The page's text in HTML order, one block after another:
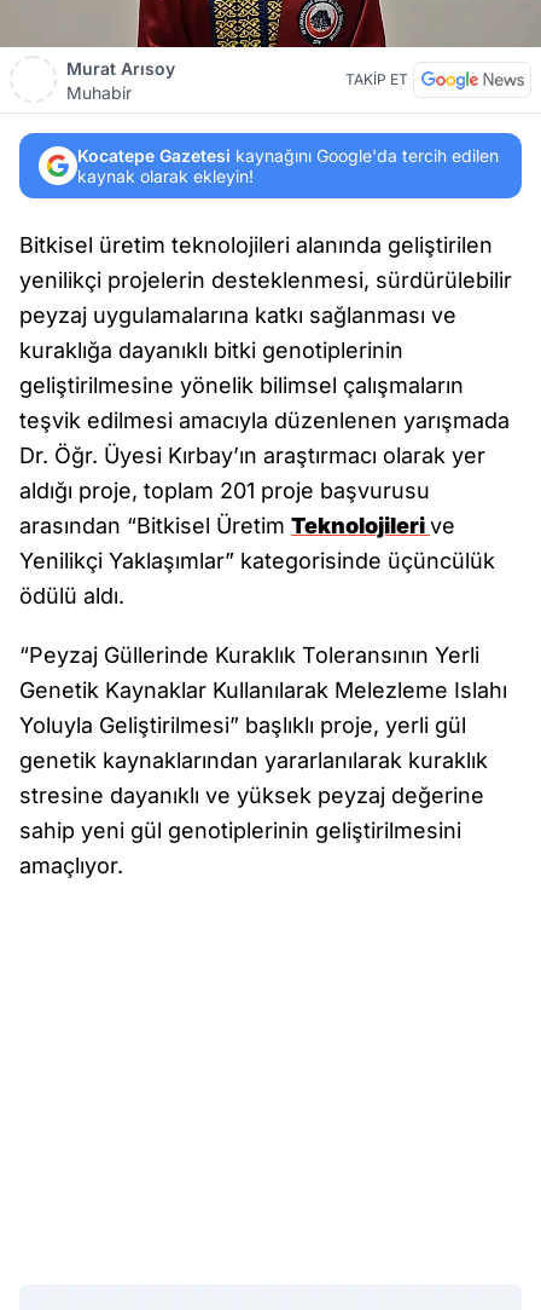
Murat Arısoy
Muhabir
TAKİP ET
Kocatepe Gazetesi kaynağını Google'da tercih edilen
kaynak olarak ekleyin!
Bitkisel üretim teknolojileri alanında geliştirilen
yenilikçi projelerin desteklenmesi, sürdürülebilir
peyzaj uygulamalarına katkı sağlanması ve
kuraklığa dayanıklı bitki genotiplerinin
geliştirilmesine yönelik bilimsel çalışmaların
teşvik edilmesi amacıyla düzenlenen yarışmada
Dr. Öğr. Üyesi Kırbay’ın araştırmacı olarak yer
aldığı proje, toplam 201 proje başvurusu
arasından “Bitkisel Üretim Teknolojilerive
Yenilikçi Yaklaşımlar” kategorisinde üçüncülük
ödülü aldı.
“Peyzaj Güllerinde Kuraklık Toleransının Yerli
Genetik Kaynaklar Kullanılarak Melezleme Islahı
Yoluyla Geliştirilmesi” başlıklı proje, yerli gül
genetik kaynaklarından yararlanılarak kuraklık
stresine dayanıklı ve yüksek peyzaj değerine
sahip yeni gül genotiplerinin geliştirilmesini
amaçlıyor.